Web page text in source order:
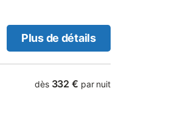
Plus de détails
dès 332 € par nuit